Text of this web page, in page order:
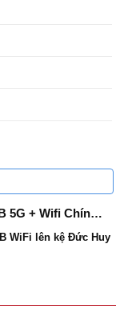
Tin tức về iPad Pro M2 11 inch 2022 512GB 5G + Wifi Chính Hãng Apple
WiFi lên kệ Đức Huy